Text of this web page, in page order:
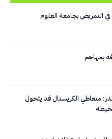
في التمريض بجامعة العلوم
بمهاجم
متعاطي الكريستال قد يتحول